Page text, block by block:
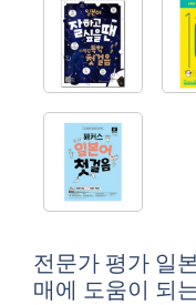
전문가 평가 일
매에 도움이 되